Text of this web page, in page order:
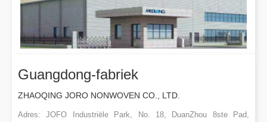
Guangdong-fabriek
ZHAOQING JORO NONWOVEN CO., LTD.
Adres: JOFO Industriële Park, No. 18, DuanZhou 8ste Pad,